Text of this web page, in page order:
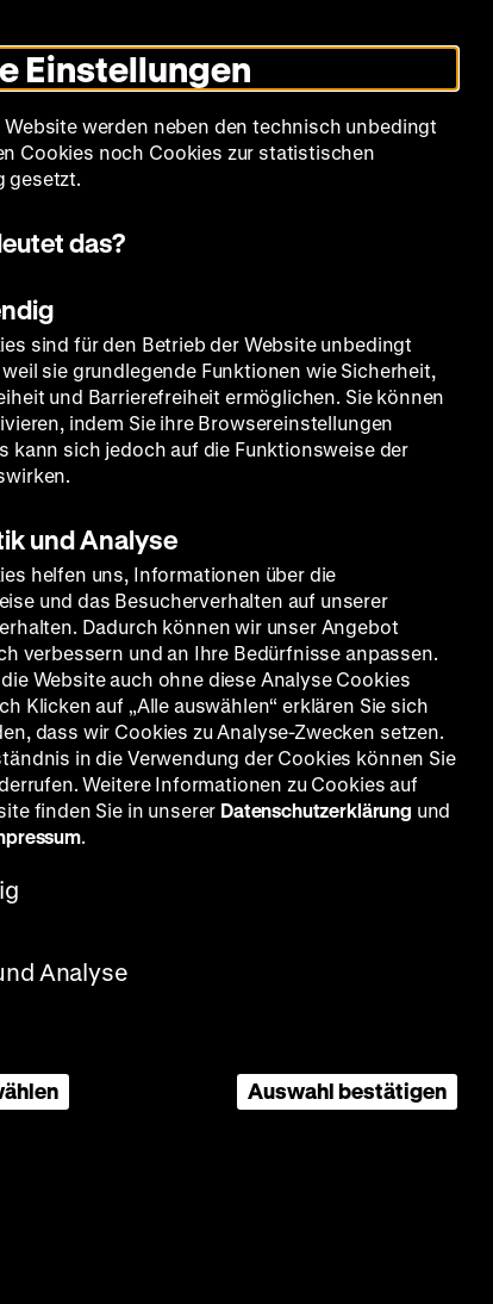
Modus
umschalten
zum
Deutschen
Historischen
in
Deutscher
zum
Deutschen
Historischen
in
Leichter
Sammlung Bildung Museum
Einstellungen
Website werden neben den technisch unbedingt
Cookies noch Cookies zur statistischen
gesetzt.
das?
sind für den Betrieb der Website unbedingt
sie grundlegende Funktionen wie Sicherheit,
und Barrierefreiheit ermöglichen. Sie können
indem Sie ihre Browsereinstellungen
kann sich jedoch auf die Funktionsweise der
und Analyse
helfen uns, Informationen über die
und das Besucherverhalten auf unserer
Dadurch können wir unser Angebot
verbessern und an Ihre Bedürfnisse anpassen.
Website auch ohne diese Analyse Cookies
Klicken auf „Alle auswählen“ erklären Sie sich
dass wir Cookies zu Analyse-Zwecken setzen.
in die Verwendung der Cookies können Sie
Weitere Informationen zu Cookies auf
finden Sie in unserer Datenschutzerklärung und
.
Analyse
Auswahl bestätigen